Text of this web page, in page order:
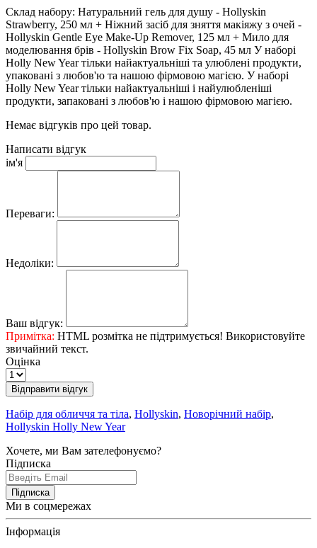
Склад набору: Натуральний гель для душу - Hollyskin
Strawberry, 250 мл + Ніжний засіб для зняття макіяжу з очей -
Hollyskin Gentle Eye Make-Up Remover, 125 мл + Мило для
моделювання брів - Hollyskin Brow Fix Soap, 45 мл У наборі
Holly New Year тільки найактуальніші та улюблені продукти,
упаковані з любов'ю та нашою фірмовою магією. У наборі
Holly New Year тільки найактуальніші і найулюбленіші
продукти, запаковані з любов'ю і нашою фірмовою магією.
Немає відгуків про цей товар.
Написати відгук
ім'я
Переваги:
Недоліки:
Ваш відгук:
Примітка: HTML розмітка не підтримується! Використовуйте
звичайний текст.
Оцінка
Відправити відгук
Набір для обличчя та тіла, Hollyskin, Новорічний набір,
Hollyskin Holly New Year
Хочете, ми Вам зателефонуємо?
Підписка
Підписка
Ми в соцмережах
Інформація